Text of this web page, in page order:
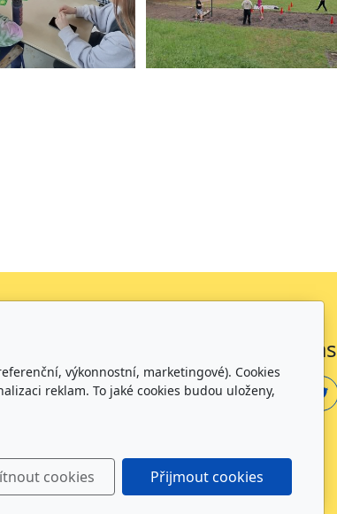
vzdělávání
Sledujte nás
výkonnostní, marketingové). Cookies
reklam. To jaké cookies budou uloženy,
cookies Přijmout cookies